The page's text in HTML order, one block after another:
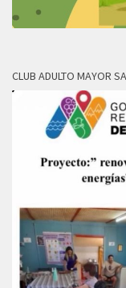
CLUB ADULTO MAYOR